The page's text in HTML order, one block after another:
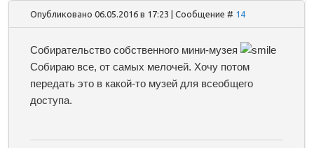
Опубликовано 06.05.2016 в 17:23 | Сообщение # 14
Собирательство собственного мини-музея
Собираю все, от самых мелочей. Хочу потом
передать это в какой-то музей для всеобщего
доступа.